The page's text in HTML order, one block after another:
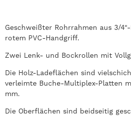
Geschweißter Rohrrahmen aus 3/
rotem PVC-Handgriff.
Zwei Lenk- und Bockrollen mit
Die Holz-Ladeflächen sind
verleimte Buche-Multiplex-Platten
mm.
Die Oberflächen sind beidseitig